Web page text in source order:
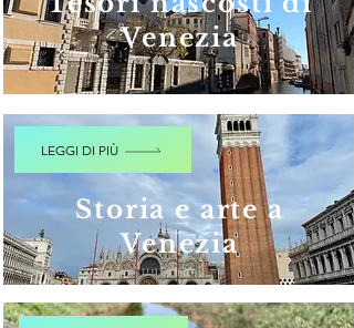
Venezia
LEGGI DI PIÙ
Storia e arte a
Venezia